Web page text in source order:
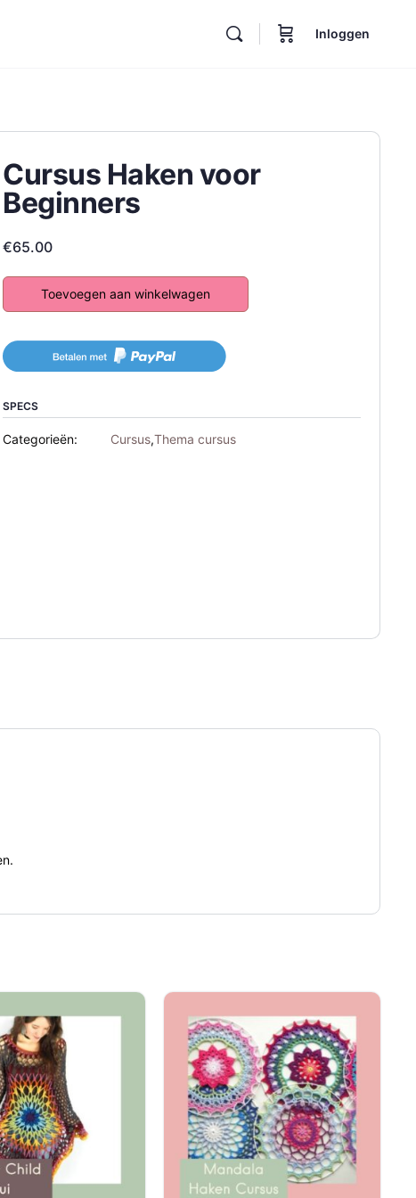
Inloggen
Cursus Haken voor
Beginners
€65.00
Toevoegen aan winkelwagen
SPECS
Categorieën: Cursus,Thema cursus